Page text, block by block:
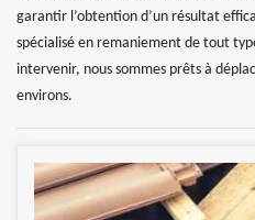
garantir l’obtention d’un résultat
spécialisé en remaniement de tout
intervenir, nous sommes prêts à
environs.